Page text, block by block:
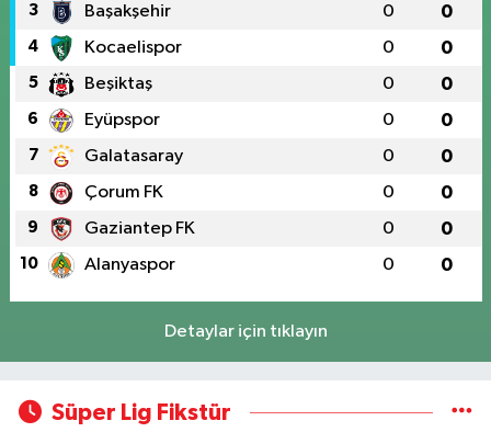
3 Başakşehir 0 0
4 Kocaelispor 0 0
5 Beşiktaş 0 0
6 Eyüpspor 0 0
7 Galatasaray 0 0
8 Çorum FK 0 0
9 Gaziantep FK 0 0
10 Alanyaspor 0 0
Detaylar için tıklayın
Süper Lig Fikstür